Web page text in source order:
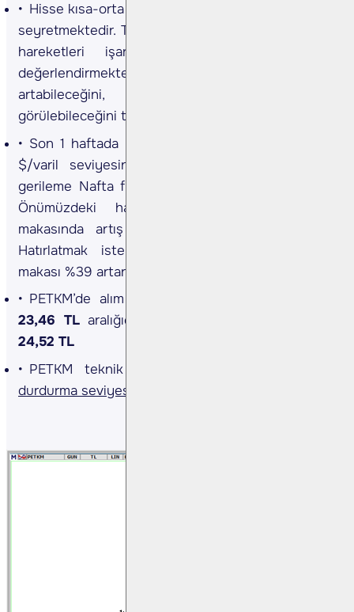
Hisse kısa-orta vadeli üssel ortalamarın üzerinde
seyretmektedir. Teknik göstergelerin yukarı yönlü
hareketleri işaret etmesini olumlu olarak
değerlendirmekteyiz. Hissede alımların
artabileceğini, yukarı yönlü hareketlerin
görülebileceğini tahmin etmekteyiz.
Son 1 haftada brent petrol %5,21 azalarak 72.9
$/varil seviyesine geriledi. Petrol fiyatlarındaki
gerileme Nafta fiyatlarını doğrudan etkilmektedir.
Önümüzdeki hafta ile birlikte etilen-nafta
makasında artış olacağını değerlendirmekteyiz.
Hatırlatmak isterizki son 1 ayda etilen-nafta
makası %39 artarak 222 dolar seviyesine yükseldi.
PETKM’de alım için önerdiğimiz seviye
23,46 TLaralığıdır. PETKM hedef değerimiz ise
24,52 TL
PETKM teknik alım önerimizi
durdurma seviyesi ile takip edeceğiz.